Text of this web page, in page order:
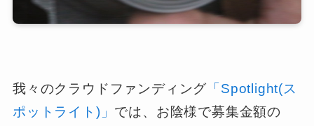
我々のクラウドファンディング 「Spotlight(ス
ポットライト)」 では、お陰様で募集金額の